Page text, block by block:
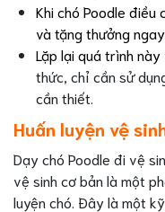
Khi chó Poodle điều
và tặng thưởng
Lặp lại quá trình
thức, chỉ cần sử
cần thiết.
Huấn luyện vệ
Dạy chó Poodle đi vệ
vệ sinh cơ bản là một
luyện chó. Đây là một